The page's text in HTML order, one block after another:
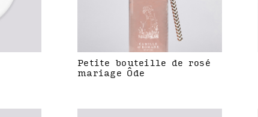
Petite bouteille de rosé
mariage Ôde